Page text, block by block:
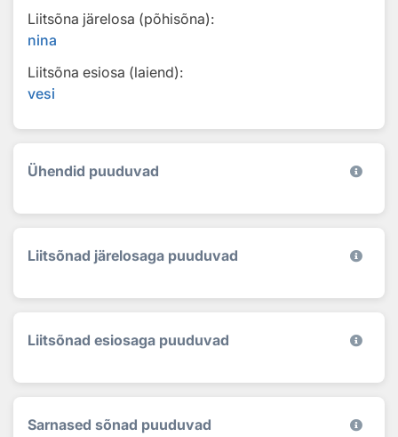
Liitsõna järelosa (põhisõna):
nina
Liitsõna esiosa (laiend):
vesi
Ühendid puuduvad
Liitsõnad järelosaga puuduvad
Liitsõnad esiosaga puuduvad
Sarnased sõnad puuduvad